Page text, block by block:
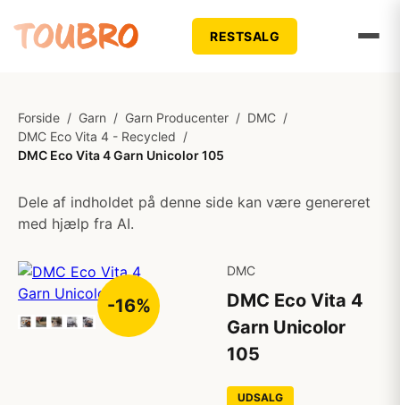
RESTSALG
Forside / Garn / Garn Producenter / DMC /
DMC Eco Vita 4 - Recycled /
DMC Eco Vita 4 Garn Unicolor 105
Dele af indholdet på denne side kan være genereret
med hjælp fra AI.
-16%
DMC
DMC Eco Vita 4
Garn Unicolor
105
UDSALG